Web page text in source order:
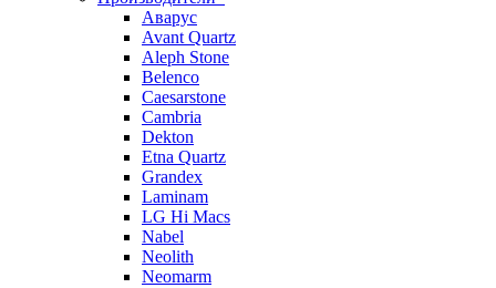
Аварус
Avant Quartz
Aleph Stone
Belenco
Caesarstone
Cambria
Dekton
Etna Quartz
Grandex
Laminam
LG Hi Macs
Nabel
Neolith
Neomarm